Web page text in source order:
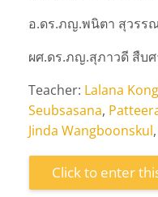
อ.ดร.ภญ.พนิตา สุวรร
ผศ.ดร.ภญ.สุภาวดี สืบ
Teacher: Lalana
Seubsasana,
Jinda Wangboonskul,
Click to enter